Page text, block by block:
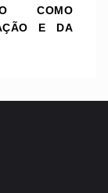
COMO
E DA